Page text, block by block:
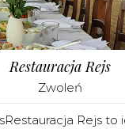
Restauracja Rejs
Zwoleń
Rejs to